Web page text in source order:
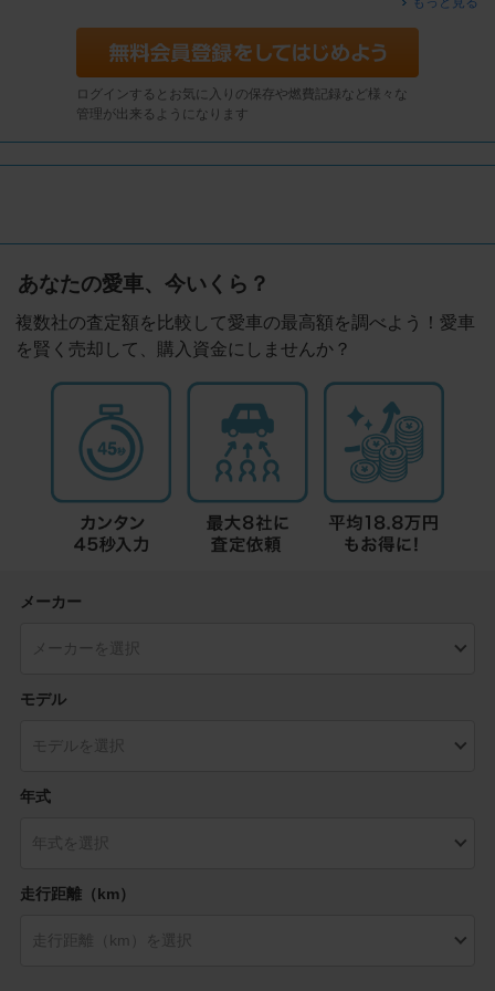
ログインするとお気に入りの保存や燃費記録など様々な
管理が出来るようになります
あなたの愛車、今いくら？
複数社の査定額を比較して愛車の最高額を調べよう！愛車
を賢く売却して、購入資金にしませんか？
メーカー
モデル
年式
走行距離（km）